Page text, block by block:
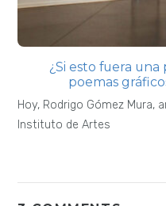
¿Si esto fuera
poemas
Hoy, Rodrigo Gómez Mura,
Instituto de Artes